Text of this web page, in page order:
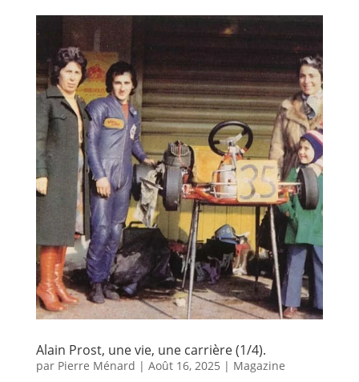
Alain Prost, une vie, une carrière (1/4).
par Pierre Ménard | Août 16, 2025 | Magazine